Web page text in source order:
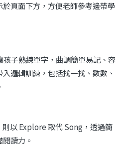
頁面下方，方便老師參考邊帶學
孩子熟練單字，曲調簡單易記、容
邏輯訓練，包括找一找、數數、
以 Explore 取代 Song，透過簡
讀力。